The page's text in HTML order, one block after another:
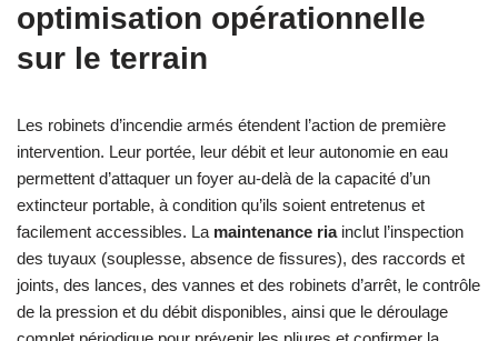
optimisation opérationnelle
sur le terrain
Les robinets d’incendie armés étendent l’action de première
intervention. Leur portée, leur débit et leur autonomie en eau
permettent d’attaquer un foyer au-delà de la capacité d’un
extincteur portable, à condition qu’ils soient entretenus et
facilement accessibles. La maintenance riainclut l’inspection
des tuyaux (souplesse, absence de fissures), des raccords et
joints, des lances, des vannes et des robinets d’arrêt, le contrôle
de la pression et du débit disponibles, ainsi que le déroulage